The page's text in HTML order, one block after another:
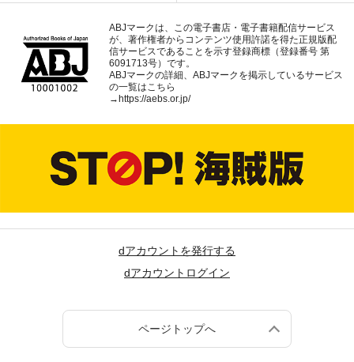
ABJマークは、この電子書店・電子書籍配信サービス
が、著作権者からコンテンツ使用許諾を得た正規版配
信サービスであることを示す登録商標（登録番号 第
6091713号）です。
ABJマークの詳細、ABJマークを掲示しているサービス
の一覧はこちら
→ https://aebs.or.jp/
dアカウントを発行する
dアカウントログイン
ページトップへ